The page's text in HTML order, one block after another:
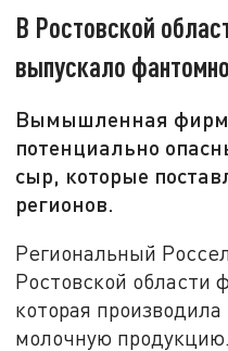
В Ростовской
выпускало
Вымышленная
потенциально
сыр, которые
регионов.
Региональный
Ростовской области
которая
молочную